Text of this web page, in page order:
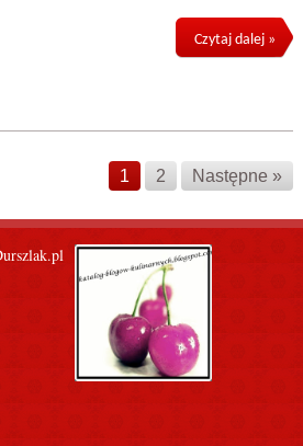
Czytaj dalej »
1 2 Następne »